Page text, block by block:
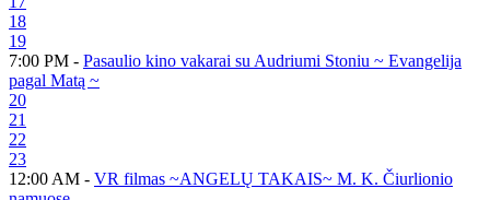
18
19
7:00 PM - Pasaulio kino vakarai su Audriumi Stoniu ~ Evangelija
pagal Matą ~
20
21
22
23
12:00 AM - VR filmas ~ANGELŲ TAKAIS~ M. K. Čiurlionio